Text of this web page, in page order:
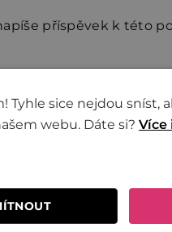
příspěvek k této
Tyhle sice nejdou sníst,
webu. Dáte si? Více